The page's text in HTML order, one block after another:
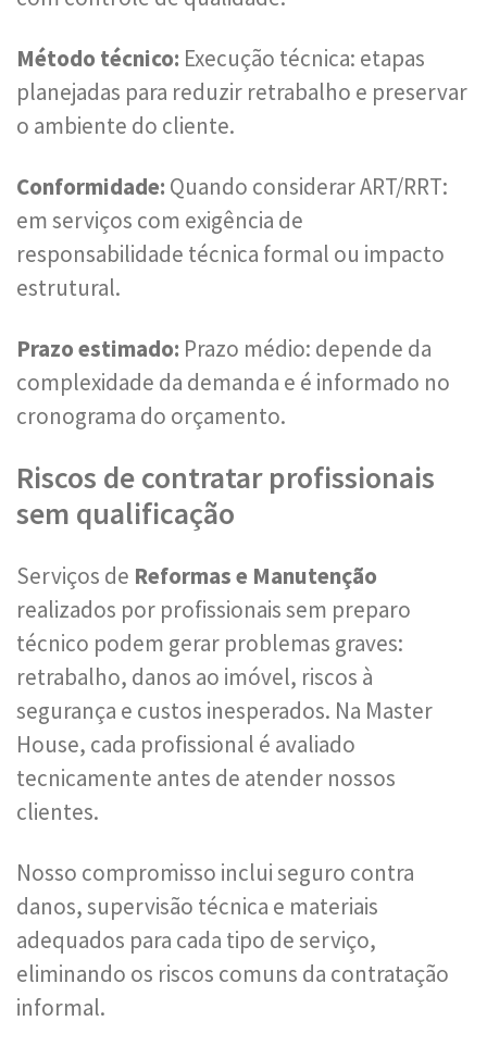
Método técnico: Execução técnica: etapas
planejadas para reduzir retrabalho e preservar
o ambiente do cliente.
Conformidade: Quando considerar ART/RRT:
em serviços com exigência de
responsabilidade técnica formal ou impacto
estrutural.
Prazo estimado: Prazo médio: depende da
complexidade da demanda e é informado no
cronograma do orçamento.
Riscos de contratar profissionais
sem qualificação
Serviços de Reformas e Manutenção
realizados por profissionais sem preparo
técnico podem gerar problemas graves:
retrabalho, danos ao imóvel, riscos à
segurança e custos inesperados. Na Master
House, cada profissional é avaliado
tecnicamente antes de atender nossos
clientes.
Nosso compromisso inclui seguro contra
danos, supervisão técnica e materiais
adequados para cada tipo de serviço,
eliminando os riscos comuns da contratação
informal.